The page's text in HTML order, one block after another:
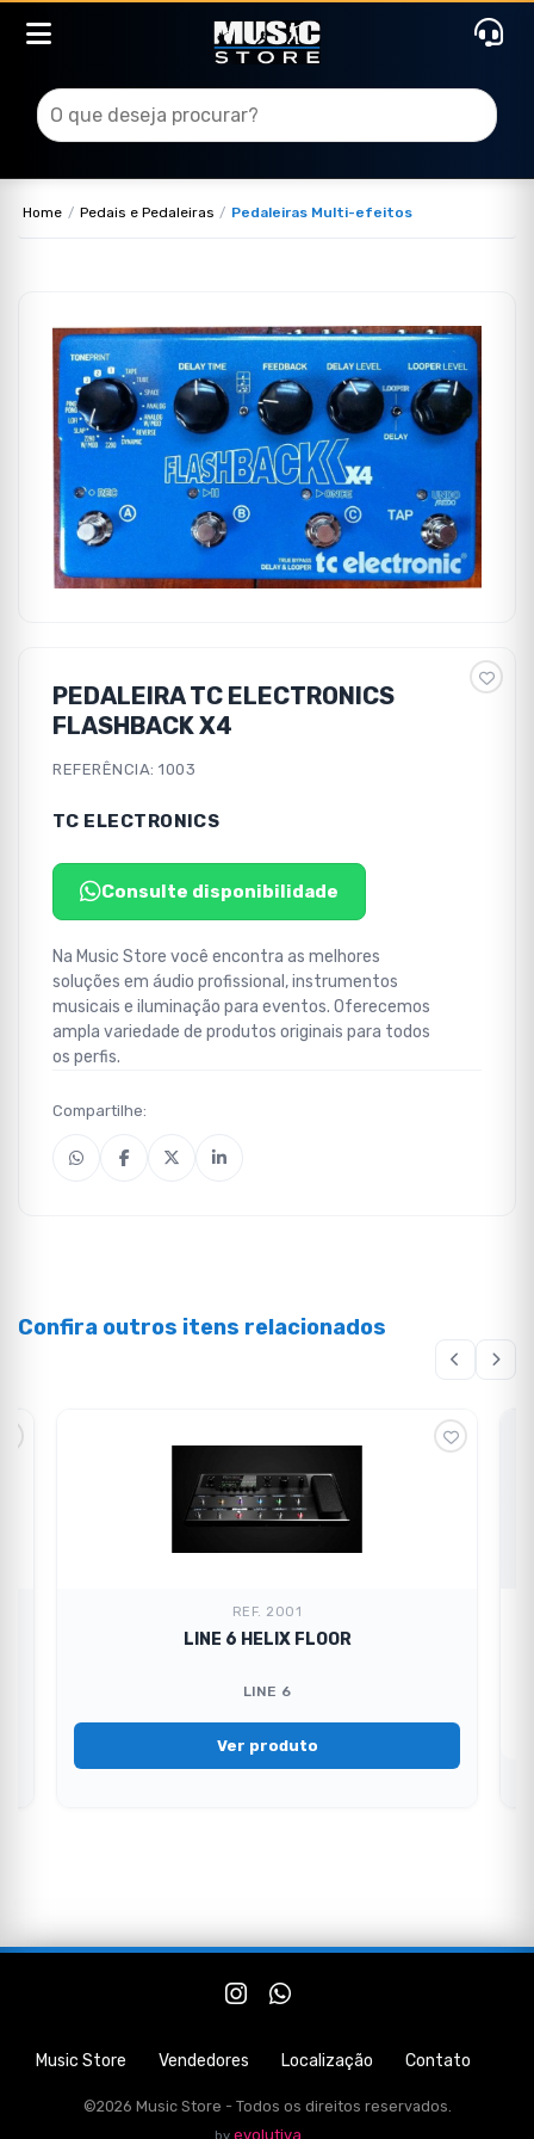
Home Pedais e Pedaleiras Pedaleiras Multi-efeitos
PEDALEIRA TC ELECTRONICS
FLASHBACK X4
REFERÊNCIA: 1003
TC ELECTRONICS
Consulte disponibilidade
Na Music Store você encontra as melhores
soluções em áudio profissional, instrumentos
musicais e iluminação para eventos. Oferecemos
ampla variedade de produtos originais para todos
os perfis.
Compartilhe:
Confira outros itens relacionados
REF. 2001
LINE 6 HELIX FLOOR
LINE 6
Ver produto
Music Store Vendedores Localização Contato
©2026 Music Store - Todos os direitos reservados.
by evolutiva